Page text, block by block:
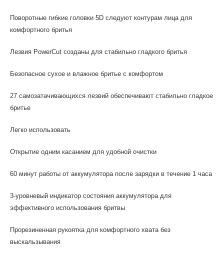
Поворотные гибкие головки 5D следуют контурам лица для
комфортного бритья
Лезвия PowerCut созданы для стабильно гладкого бритья
Безопасное сухое и влажное бритье с комфортом
27 самозатачивающихся лезвий обеспечивают стабильно гладкое
бритье
Легко использовать
Открытие одним касанием для удобной очистки
60 минут работы от аккумулятора после зарядки в течение 1 часа
3-уровневый индикатор состояния аккумулятора для
эффективного использования бритвы
Прорезиненная рукоятка для комфортного хвата без
выскальзывания